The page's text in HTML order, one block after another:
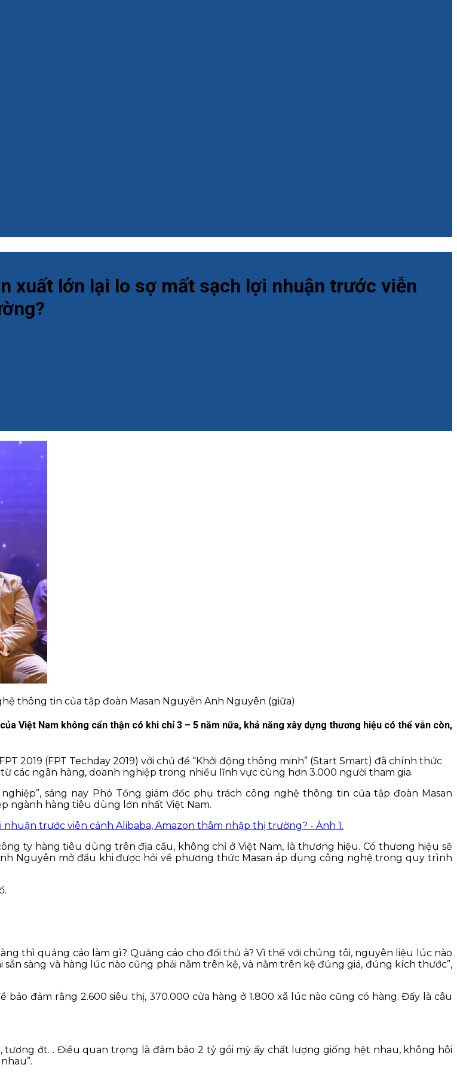
xuất lớn lại lo sợ mất sạch lợi nhuận trước viễn
thông tin của tập đoàn Masan Nguyễn Anh Nguyên (giữa)
Việt Nam không cẩn thận có khi chỉ 3 – 5 năm nữa, khả năng xây dựng thương hiệu có thể vẫn còn,
2019 (FPT Techday 2019) với chủ đề “Khởi động thông minh” (Start Smart) đã chính thức
các ngân hàng, doanh nghiệp trong nhiều lĩnh vực cùng hơn 3.000 người tham gia.
sáng nay Phó Tổng giám đốc phụ trách công nghệ thông tin của tập đoàn Masan
ngành hàng tiêu dùng lớn nhất Việt Nam.
ty hàng tiêu dùng trên địa cầu, không chỉ ở Việt Nam, là thương hiệu. Có thương hiệu sẽ
Nguyên mở đầu khi được hỏi về phương thức Masan áp dụng công nghệ trong quy trình
thì quảng cáo làm gì? Quảng cáo cho đối thủ à? Vì thế với chúng tôi, nguyên liệu lúc nào
sàng và hàng lúc nào cũng phải nằm trên kệ, và nằm trên kệ đúng giá, đúng kích thước”,
bảo đảm rằng 2.600 siêu thị, 370.000 cửa hàng ở 1.800 xã lúc nào cũng có hàng. Đấy là câu
tương ớt… Điều quan trọng là đảm bảo 2 tỷ gói mỳ ấy chất lượng giống hệt nhau, không hôi